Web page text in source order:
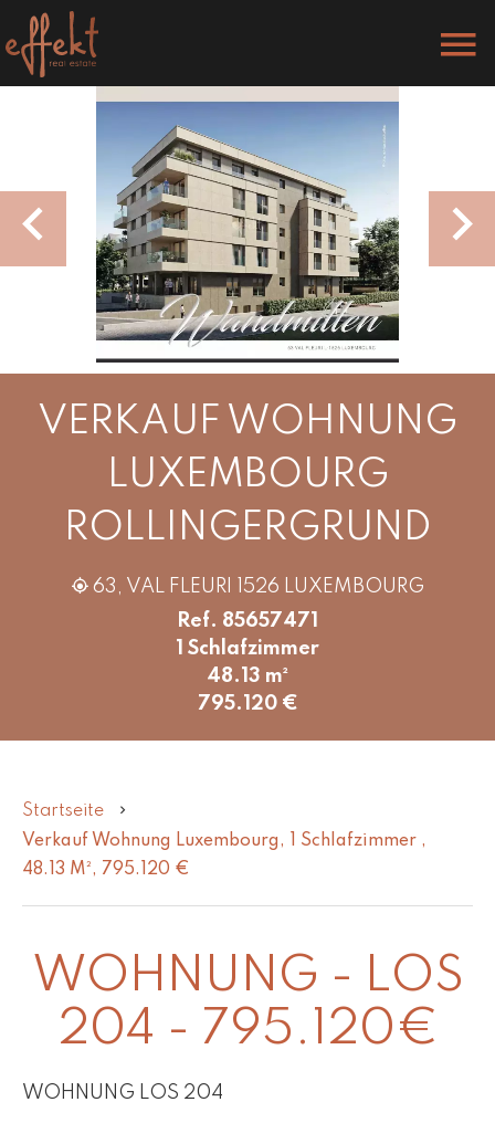
VERKAUF WOHNUNG
LUXEMBOURG
ROLLINGERGRUND
63, VAL FLEURI 1526 LUXEMBOURG
Ref. 85657471
1 Schlafzimmer
48.13 m²
795.120 €
Startseite
Verkauf Wohnung Luxembourg, 1 Schlafzimmer ,
48.13 M², 795.120 €
WOHNUNG - LOS
204 - 795.120€
WOHNUNG LOS 204